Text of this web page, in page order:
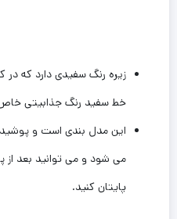
زیره رنگ سفیدی دارد که در
خط سفید رنگ ‌جذابیتی
این مدل بندی است و
می شود و می توانید بعد
پایتان کنید.